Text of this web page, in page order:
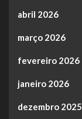
abril 2026
março 2026
fevereiro 2026
janeiro 2026
dezembro 2025